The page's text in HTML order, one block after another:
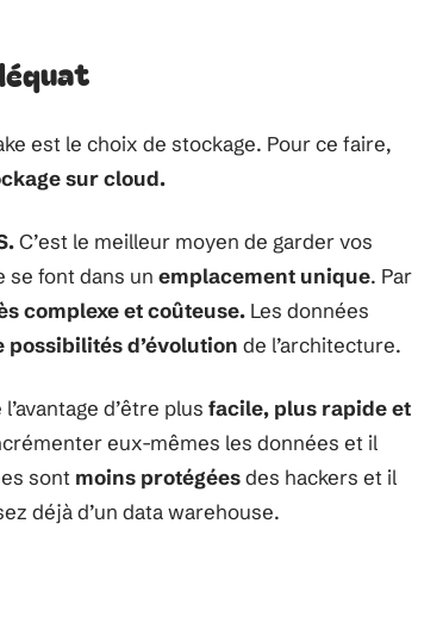
est le choix de stockage. Pour ce faire,
sur cloud.
C’est le meilleur moyen de garder vos
se font dans un emplacement unique. Par
complexe et coûteuse. Les données
possibilités d’évolution de l’architecture.
d’être plus facile, plus rapide et
eux-mêmes les données et il
sont moins protégéesdes hackers et il
déjà d’un data warehouse.